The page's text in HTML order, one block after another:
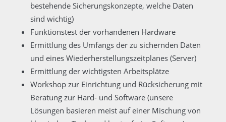
bestehende Sicherungskonzepte, welche Daten
sind wichtig)
Funktionstest der vorhandenen Hardware
Ermittlung des Umfangs der zu sichernden Daten
und eines Wiederherstellungszeitplanes (Server)
Ermittlung der wichtigsten Arbeitsplätze
Workshop zur Einrichtung und Rücksicherung mit
Beratung zur Hard- und Software (unsere
Lösungen basieren meist auf einer Mischung von